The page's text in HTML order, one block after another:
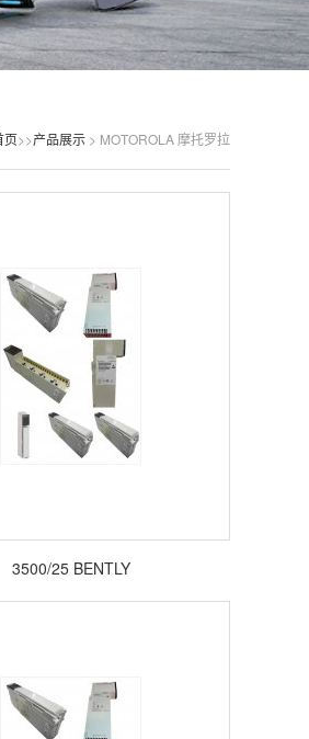
页>>产品展示 > MOTOROLA 摩托罗拉
3500/25 BENTLY